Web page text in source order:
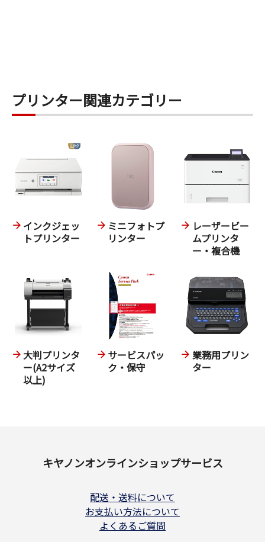
プリンター関連カテゴリー
インクジェッ
トプリンター
ミニフォトプ
リンター
レーザービー
ムプリンタ
ー・複合機
大判プリンタ
ー(A2サイズ
以上)
サービスパッ
ク・保守
業務用プリン
ター
キヤノンオンラインショップサービス
配送・送料について
お支払い方法について
よくあるご質問